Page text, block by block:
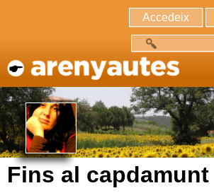
Accedeix
Fins al capdamunt